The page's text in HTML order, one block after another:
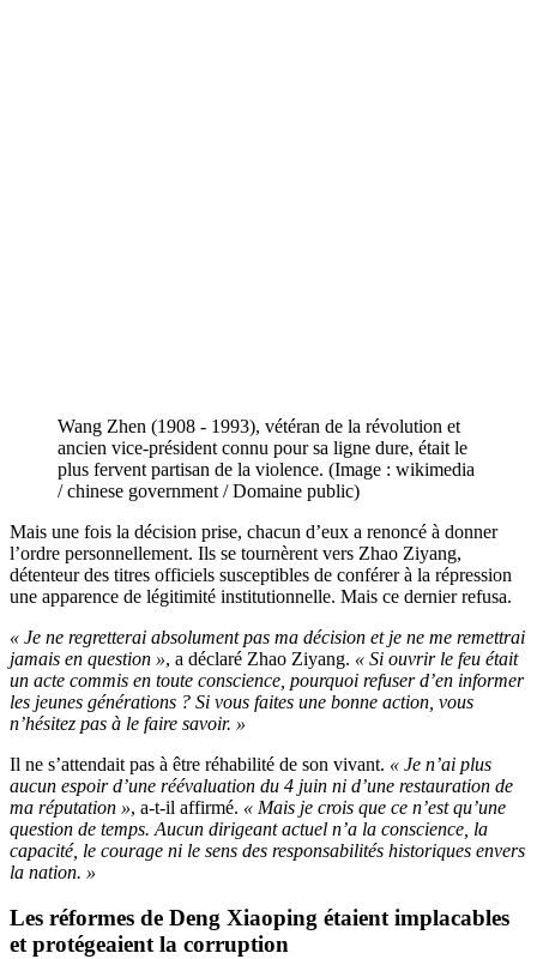
Wang Zhen (1908 - 1993), vétéran de la révolution et
ancien vice-président connu pour sa ligne dure, était le
plus fervent partisan de la violence. (Image : wikimedia
/ chinese government / Domaine public)
Mais une fois la décision prise, chacun d’eux a renoncé à donner
l’ordre personnellement. Ils se tournèrent vers Zhao Ziyang,
détenteur des titres officiels susceptibles de conférer à la répression
une apparence de légitimité institutionnelle. Mais ce dernier refusa.
« Je ne regretterai absolument pas ma décision et je ne me remettrai
jamais en question », a déclaré Zhao Ziyang. « Si ouvrir le feu était
un acte commis en toute conscience, pourquoi refuser d’en informer
les jeunes générations ? Si vous faites une bonne action, vous
n’hésitez pas à le faire savoir. »
Il ne s’attendait pas à être réhabilité de son vivant. « Je n’ai plus
aucun espoir d’une réévaluation du 4 juin ni d’une restauration de
ma réputation », a-t-il affirmé. « Mais je crois que ce n’est qu’une
question de temps. Aucun dirigeant actuel n’a la conscience, la
capacité, le courage ni le sens des responsabilités historiques envers
la nation. »
Les réformes de Deng Xiaoping étaient implacables
et protégeaient la corruption